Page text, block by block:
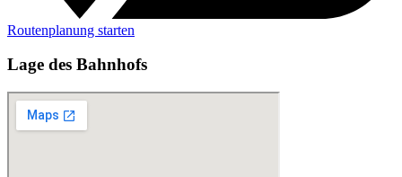
Routenplanung starten
Lage des Bahnhofs